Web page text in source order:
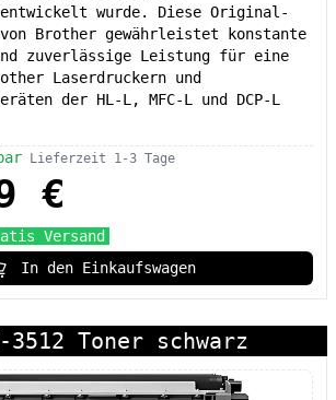
entwickelt wurde. Diese Original-
Brother gewährleistet konstante
zuverlässige Leistung für eine
Laserdruckern und
der HL-L, MFC-L und DCP-L
Lieferzeit 1-3 Tage
€
Versand
In den Einkaufswagen
Toner schwarz